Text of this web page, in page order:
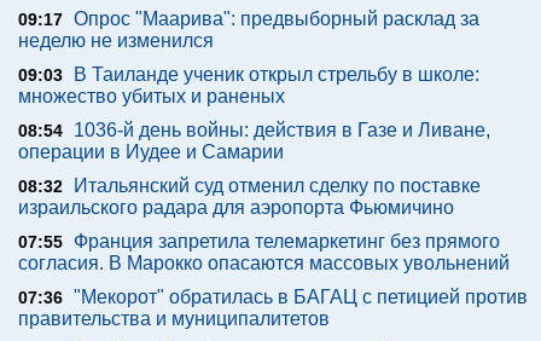
09:17 Опрос "Mаарива": предвыборный расклад за
неделю не изменился
09:03
В Таиланде ученик открыл стрельбу в школе:
множество убитых и раненых
08:54
1036-й день войны: действия в Газе и Ливане,
операции в Иудее и Самарии
08:32
Итальянский суд отменил сделку по поставке
израильского радара для аэропорта Фьюмичино
07:55
Франция запретила телемаркетинг без прямого
согласия. В Марокко опасаются массовых увольнений
07:36 "Мекорот" обратилась в БАГАЦ с петицией против
правительства и муниципалитетов